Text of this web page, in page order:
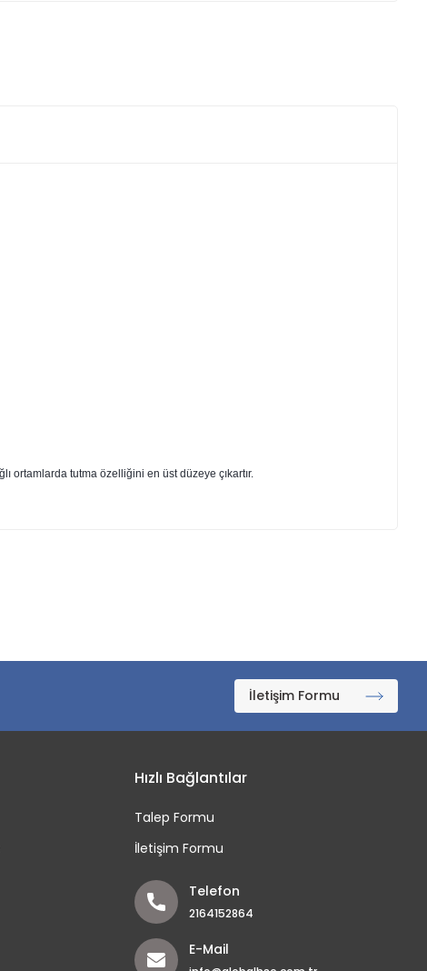
ortamlarda tutma özelliğini en üst düzeye çıkartır.
İletişim Formu
Hızlı Bağlantılar
Talep Formu
İletişim Formu
Telefon
2164152864
E-Mail